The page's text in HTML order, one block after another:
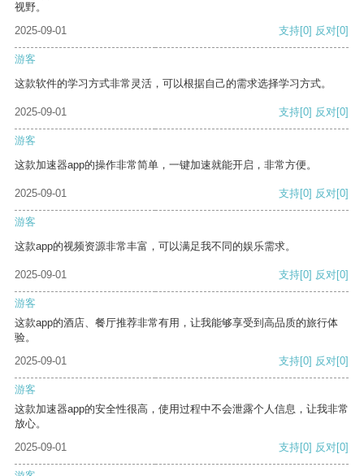
视野。
2025-09-01
支持[0] 反对[0]
游客
这款软件的学习方式非常灵活，可以根据自己的需求选择学习方式。
2025-09-01 支持[0] 反对[0]
游客
这款加速器app的操作非常简单，一键加速就能开启，非常方便。
2025-09-01 支持[0] 反对[0]
游客
这款app的视频资源非常丰富，可以满足我不同的娱乐需求。
2025-09-01 支持[0] 反对[0]
游客
这款app的酒店、餐厅推荐非常有用，让我能够享受到高品质的旅行体
验。
2025-09-01
支持[0] 反对[0]
游客
这款加速器app的安全性很高，使用过程中不会泄露个人信息，让我非常
放心。
2025-09-01
支持[0] 反对[0]